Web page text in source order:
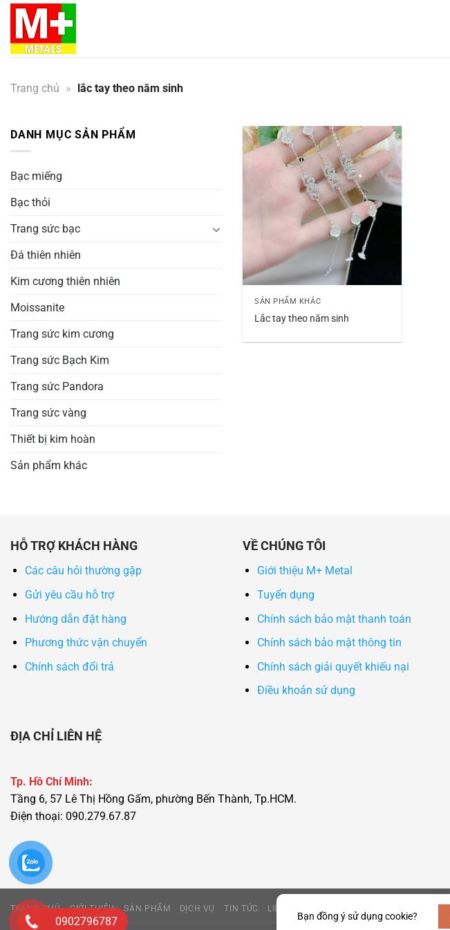
Bỏ
nội
dung
Trang chủ » lắc tay theo năm sinh
DANH MỤC SẢN PHẨM
Bạc miếng
Bạc thỏi
Trang sức bạc
Đá thiên nhiên
Kim cương thiên nhiên
Moissanite
Trang sức kim cương
Trang sức Bạch Kim
Trang sức Pandora
Trang sức vàng
Thiết bị kim hoàn
Sản phẩm khác
SẢN PHẨM KHÁC
Lắc tay theo năm sinh
HỖ TRỢ KHÁCH HÀNG
Các câu hỏi thường gặp
Gửi yêu cầu hỗ trợ
Hướng dẫn đặt hàng
Phương thức vận chuyển
Chính sách đổi trả
VỀ CHÚNG TÔI
Giới thiệu M+ Metal
Tuyển dụng
Chính sách bảo mật thanh toán
Chính sách bảo mật thông tin
Chính sách giải quyết khiếu nại
Điều khoản sử dụng
ĐỊA CHỈ LIÊN HỆ
Tp. Hồ Chí Minh:
Tầng 6, 57 Lê Thị Hồng Gấm, phường Bến Thành, Tp.HCM.
Điện thoại: 090.279.67.87
TRANG CHỦ GIỚI THIỆU SẢN PHẨM DỊCH VỤ TIN TỨC LIÊN HỆ
0902796787 Bạn đồng ý sử dụng cookie?